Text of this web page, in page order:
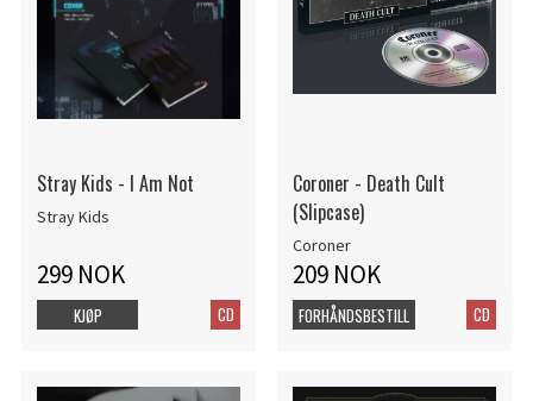
Stray Kids - I Am Not
Stray Kids
299 NOK
CD
KJØP
Coroner - Death Cult
(Slipcase)
Coroner
209 NOK
CD
FORHÅNDSBESTILL